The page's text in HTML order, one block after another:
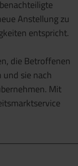
Anstellung zu
entspricht.
die Betroffenen
und sie nach
Mit